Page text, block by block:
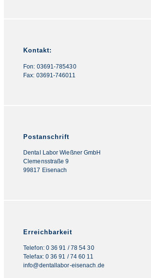
Kontakt:
Fon: 03691-785430
Fax: 03691-746011
Postanschrift
Dental Labor Wießner GmbH
Clemensstraße 9
99817 Eisenach
Erreichbarkeit
Telefon: 0 36 91 / 78 54 30
Telefax: 0 36 91 / 74 60 11
info@dentallabor-eisenach.de